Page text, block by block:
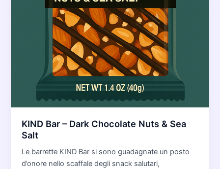
KIND Bar – Dark Chocolate Nuts & Sea
Salt
Le barrette KIND Bar si sono guadagnate un posto
d’onore nello scaffale degli snack salutari,